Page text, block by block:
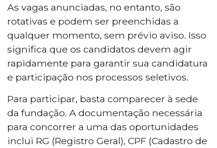
As vagas anunciadas, no entanto, são
rotativas e podem ser preenchidas a
qualquer momento, sem prévio aviso. Isso
significa que os candidatos devem agir
rapidamente para garantir sua candidatura
e participação nos processos seletivos.
Para participar, basta comparecer à sede
da fundação. A documentação necessária
para concorrer a uma das oportunidades
inclui RG (Registro Geral), CPF (Cadastro de